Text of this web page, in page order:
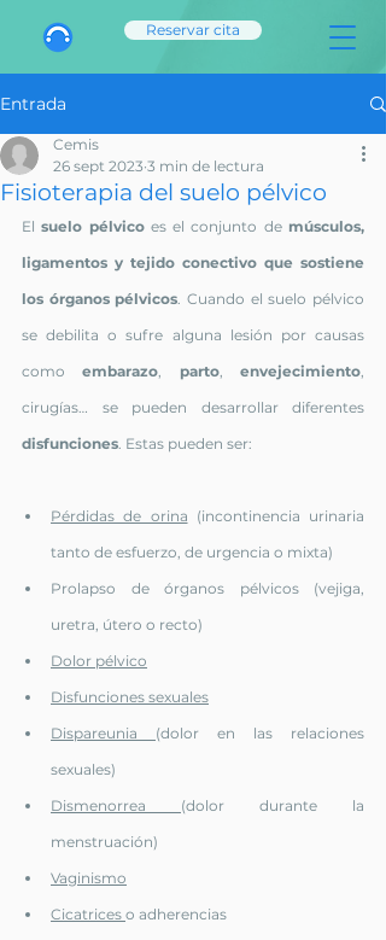
Reservar cita
Entrada
Fisioterapia del suelo pélvico
Cemis
26 sept 2023 3 min de lectura
El suelo pélvico es el conjunto de músculos,
ligamentos y tejido conectivo que sostiene
los órganos pélvicos. Cuando el suelo pélvico
se debilita o sufre alguna lesión por causas
como embarazo, parto, envejecimiento,
disfunciones. Estas pueden ser:
Pérdidas de orina (incontinencia urinaria
tanto de esfuerzo, de urgencia o mixta)
Prolapso de órganos pélvicos (vejiga,
uretra, útero o recto)
Dolor pélvico
Disfunciones sexuales
Dispareunia (dolor en las relaciones
sexuales)
Dismenorrea (dolor durante la
menstruación)
Vaginismo
Cicatrices o adherencias